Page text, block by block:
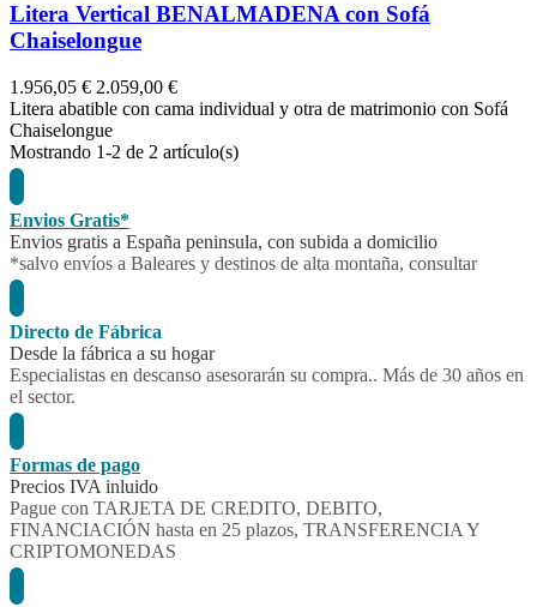
Litera Vertical BENALMADENA con Sofá
Chaiselongue
1.956,05 € 2.059,00 €
Litera abatible con cama individual y otra de matrimonio con Sofá
Chaiselongue
Mostrando 1-2 de 2 artículo(s)
Envios Gratis*
Envios gratis a España peninsula, con subida a domicilio
*salvo envíos a Baleares y destinos de alta montaña, consultar
Directo de Fábrica
Desde la fábrica a su hogar
Especialistas en descanso asesorarán su compra.. Más de 30 años en
el sector.
Formas de pago
Precios IVA inluido
Pague con TARJETA DE CREDITO, DEBITO,
FINANCIACIÓN hasta en 25 plazos, TRANSFERENCIA Y
CRIPTOMONEDAS